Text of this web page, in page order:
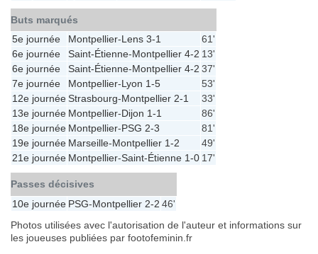
Buts marqués
5e journée
Montpellier-Lens 3-1
61'
6e journée
Saint-Étienne-Montpellier 4-2 13'
6e journée
Saint-Étienne-Montpellier 4-2 37'
7e journée
Montpellier-Lyon 1-5
53'
12e journéeStrasbourg-Montpellier 2-1
33'
13e journée Montpellier-Dijon 1-1
86'
18e journée Montpellier-PSG 2-3
81'
19e journée Marseille-Montpellier 1-2
49'
21e journée Montpellier-Saint-Étienne 1-0 17'
Passes décisives
10e journée PSG-Montpellier 2-2 46'
Photos utilisées avec l'autorisation de l'auteur et informations sur
les joueuses publiées par footofeminin.fr